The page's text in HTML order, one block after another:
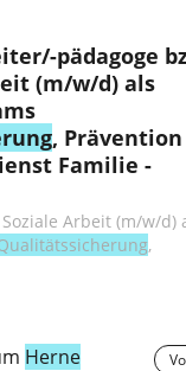
pädagoge
(m/w/d) als
,
Familie -
Arbeit (m/w/d)
,
Herne